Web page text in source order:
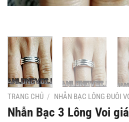
TRANG CHỦ / NHẪN BẠC LÔNG ĐUÔI
Nhẫn Bạc 3 Lông Voi